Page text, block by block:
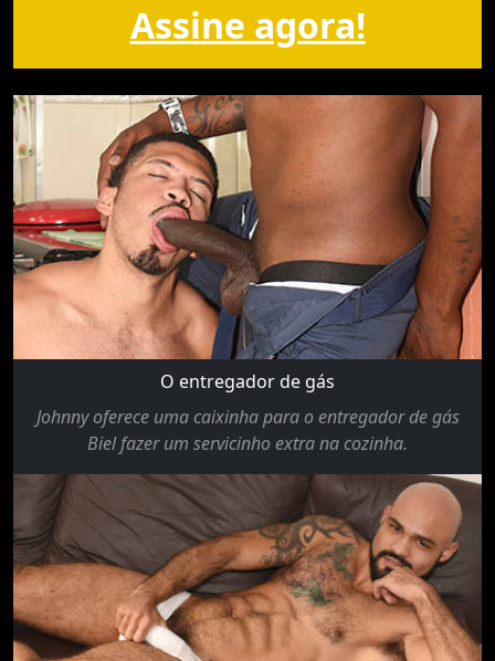
Assine agora!
O entregador de gás
Johnny oferece uma caixinha para o entregador de gás
Biel fazer um servicinho extra na cozinha.